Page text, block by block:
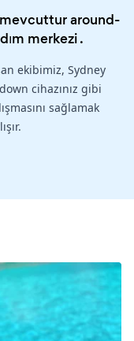
around-
merkezi.
ekibimiz, Sydney
cihazınız gibi
sağlamak